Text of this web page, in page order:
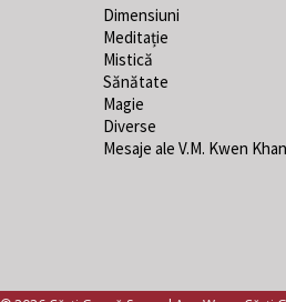
Dimensiuni
Meditație
Mistică
Sănătate
Magie
Diverse
Mesaje ale V.M. Kwen